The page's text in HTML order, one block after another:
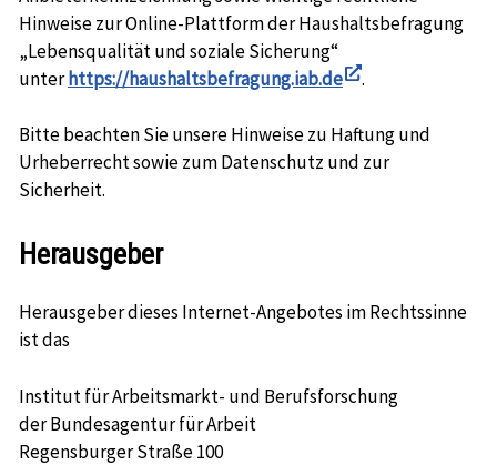
Hinweise zur Online-Plattform der Haushaltsbefragung
„Lebensqualität und soziale Sicherung“
unterhttps://haushaltsbefragung.iab.de
neuem
Fenster
öffnen
.
Bitte beachten Sie unsere Hinweise zu Haftung und
Urheberrecht sowie zum Datenschutz und zur
Sicherheit.
Herausgeber
Herausgeber dieses Internet-Angebotes im Rechtssinne
ist das
Institut für Arbeitsmarkt- und Berufsforschung
der Bundesagentur für Arbeit
Regensburger Straße 100